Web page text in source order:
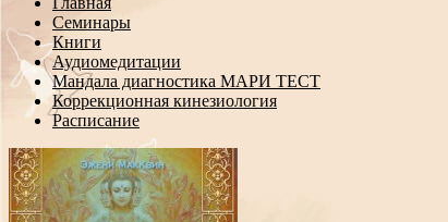
содержанию
Семинары
Книги
Аудиомедитации
Мандала диагностика МАРИ ТЕСТ
Коррекционная кинезиология
Расписание